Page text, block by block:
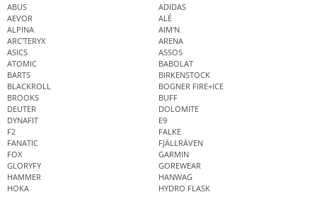
ABUS
ADIDAS
AEVOR
ALÉ
ALPINA
AIM'N
ARC'TERYX
ARENA
ASICS
ASSOS
ATOMIC
BABOLAT
BARTS
BIRKENSTOCK
BLACKROLL
BOGNER FIRE+ICE
BROOKS
BUFF
DEUTER
DOLOMITE
DYNAFIT
E9
F2
FALKE
FANATIC
FJÄLLRÄVEN
FOX
GARMIN
GLORYFY
GOREWEAR
HAMMER
HANWAG
HOKA
HYDRO FLASK